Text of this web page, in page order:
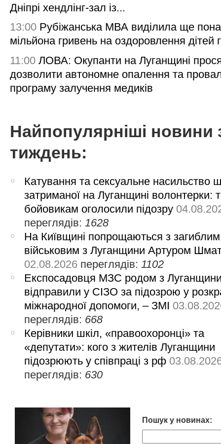
Дніпрі хендлінг-зал із...
13:00 Рубіжанська МВА виділила ще
мільйона гривень на оздоровлення дітей
11:00 ЛОВА: Окупанти на Луганщині
дозволити автономне опалення та
програму залучення медиків
Найпопулярніші новини
тиждень:
Катування та сексуальне насильство
затриманої на Луганщині волонтерки:
бойовикам оголосили підозру
переглядів: 1628
На Київщині попрощаються з загиблим
військовим з Луганщини Артуром
02.08.2026 переглядів: 1102
Експосадовця МЗС родом з
відправили у СІЗО за підозрою у
міжнародної допомоги, – ЗМІ
переглядів: 668
Керівники шкіл, «правоохоронці» та
«депутати»: кого з жителів Луганщини
підозрюють у співпраці з рф
переглядів: 630
Пошук у новинах: